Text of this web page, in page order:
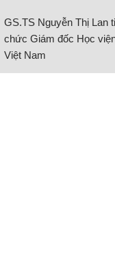
GS.TS Nguyễn Thị Lan
chức Giám đốc Học
Việt Nam